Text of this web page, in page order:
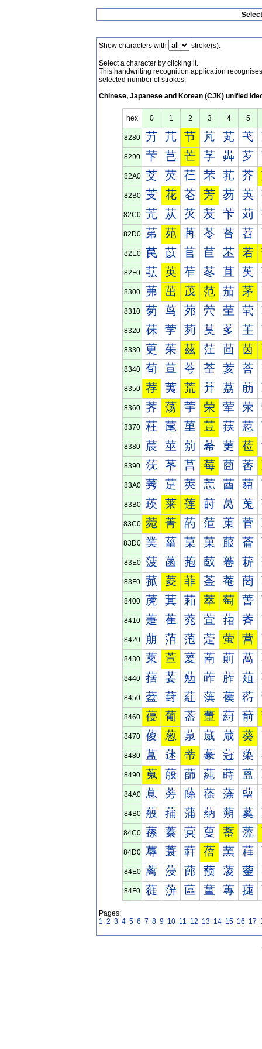
Show characters with stroke(s).
Select a character by clicking it.
This handwriting recognition application
selected number of strokes.
Chinese, Japanese and Korean (CJK) unified
hex 0 1 2 3 4 5
8280 芀 芁 节 芃 芄 芅
8290 芐 芑 芒 芓 芔 芕
82A0 芠 芡 芢 芣 芤 芥
82B0 芰 花 芲 芳 芴 芵
82C0 苀 苁 苂 苃 苄 苅
82D0 苐 苑 苒 苓 苔 苕
82E0 苠 苡 苢 苣 苤 若
82F0 苰 英 苲 苳 苴 苵
8300 茀 茁 茂 范 茄 茅
8310 茐 茑 茒 茓 茔 茕
8320 茠 茡 茢 茣 茤 茥
8330 茰 茱 茲 茳 茴 茵
8340 荀 荁 荂 荃 荄 荅
8350 荐 荑 荒 荓 荔 荕
8360 荠 荡 荢 荣 荤 荥
8370 荰 荱 荲 荳 荴 荵
8380 莀 莁 莂 莃 莄 莅
8390 莐 莑 莒 莓 莔 莕
83A0 莠 莡 莢 莣 莤 莥
83B0 莰 莱 莲 莳 莴 莵
83C0 菀 菁 菂 菃 菄 菅
83D0 菐 菑 菒 菓 菔 菕
83E0 菠 菡 菢 菣 菤 菥
83F0 菰 菱 菲 菳 菴 菵
8400 萀 萁 萂 萃 萄 萅
8410 萐 萑 萒 萓 萔 萕
8420 萠 萡 萢 萣 萤 营
8430 萰 萱 萲 萳 萴 萵
8440 葀 葁 葂 葃 葄 葅
8450 葐 葑 葒 葓 葔 葕
8460 葠 葡 葢 董 葤 葥
8470 葰 葱 葲 葳 葴 葵
8480 蒀 蒁 蒂 蒃 蒄 蒅
8490 蒐 蒑 蒒 蒓 蒔 蒕
84A0 蒠 蒡 蒢 蒣 蒤 蒥
84B0 蒰 蒱 蒲 蒳 蒴 蒵
84C0 蓀 蓁 蓂 蓃 蓄 蓅
84D0 蓐 蓑 蓒 蓓 蓔 蓕
84E0 蓠 蓡 蓢 蓣 蓤 蓥
84F0 蓰 蓱 蓲 蓳 蓴 蓵
Pages:
1 2 3 4 5 6 7 8 9 10 11 12 13 14 15 16 17